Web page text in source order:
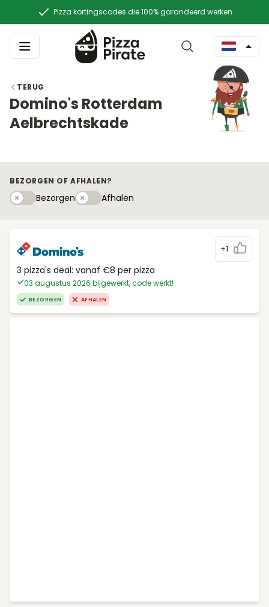
Pizza kortingscodes die 100% garandeerd werken
TERUG
Domino's Rotterdam
Aelbrechtskade
BEZORGEN OF AFHALEN?
BezorgenBezorgenAfhalenyAfhalen
+1
3 pizza's deal: vanaf €8 per pizza
03 augustus 2026 bijgewerkt, code werkt!
BEZORGEN AFHALEN